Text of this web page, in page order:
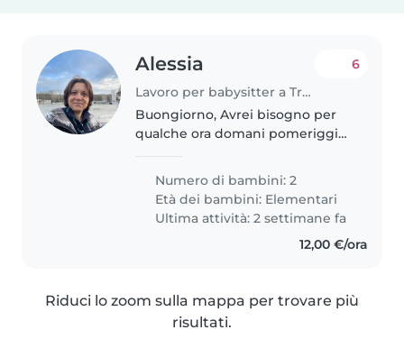
Alessia
Lavoro per babysitter a Trezzano sul Naviglio
6
Buongiorno, Avrei bisogno per
qualche ora domani pomeriggio.
babysitter durante la settimana.
Grazie
Numero di bambini: 2
Età dei bambini: Elementari
Ultima attività: 2 settimane fa
12,00 €/ora
Riduci lo zoom sulla mappa per trovare più
risultati.